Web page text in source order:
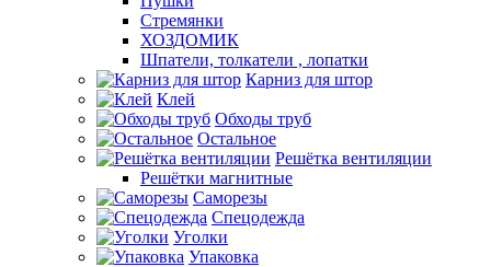
Стремянки
ХОЗДОМИК
Шпатели, толкатели , лопатки
Карниз для штор
Клей
Обходы труб
Остальное
Решётка вентиляции
Решётки магнитные
Саморезы
Спецодежда
Уголки
Упаковка